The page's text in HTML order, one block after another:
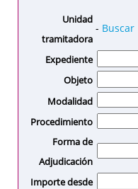
Unidad
tramitadora
- Buscar
Expediente
Objeto
Modalidad
Procedimiento
Forma de
Adjudicación
Importe desde